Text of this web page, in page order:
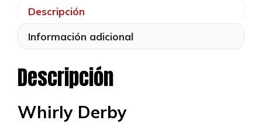
Descripción
Información adicional
Descripción
Whirly Derby